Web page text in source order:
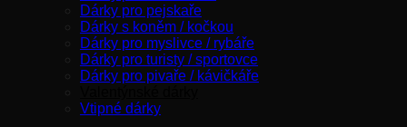
Dárky pro pejskaře
Dárky s koněm / kočkou
Dárky pro myslivce / rybáře
Dárky pro turisty / sportovce
Dárky pro pivaře / kávičkáře
Vtipné dárky